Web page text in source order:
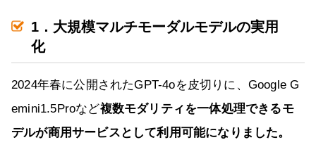
1．大規模マルチモーダルモデルの実用
化
2024年春に公開されたGPT-4oを皮切りに、Google G
emini1.5Proなど複数モダリティを一体処理できるモ
デルが商用サービスとして利用可能になりました。